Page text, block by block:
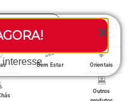
Toggle
Bem Estar Orientais
Outros